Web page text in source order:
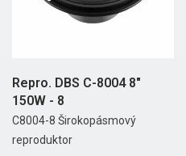
Repro. DBS C-8004 8"
150W - 8
C8004-8 Širokopásmový
reproduktor